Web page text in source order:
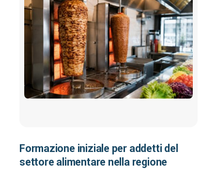
Formazione iniziale per addetti del
settore alimentare nella regione